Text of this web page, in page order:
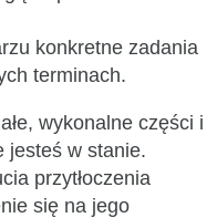
konkretne zadania
terminach.
wykonalne części i
jesteś w stanie.
przytłoczenia
się na jego